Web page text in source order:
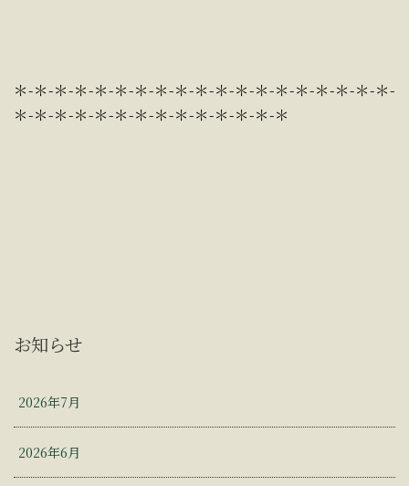
＊-＊-＊-＊-＊-＊-＊-＊-＊-＊-＊-＊-＊-＊-＊-＊-＊-＊-＊-
＊-＊-＊-＊-＊-＊-＊-＊-＊-＊-＊-＊-＊-＊
お知らせ
2026年7月
2026年6月